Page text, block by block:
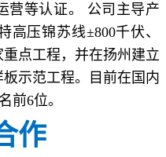
营等认证。 公司主导产
高压锦苏线±800千伏、
点工程，并在扬州建立
示范工程。目前在国内
前6位。
作